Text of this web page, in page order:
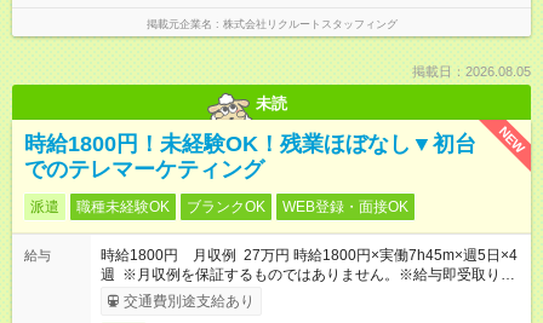
掲載元企業名 株式会社リクルートスタッフィング
掲載日：2026.08.05
未読
NEW
時給1800円！未経験OK！残業ほぼなし▼初台
でのテレマーケティング
派遣 職種未経験OK ブランクOK WEB登録・面接OK
給与
時給1800円 月収例 27万円 時給1800円×実働7h45m×週5日×4
週 ※月収例を保証するものではありません。※給与即受取りサ
ービス利用可（利用条件有）
交通費別途支給あり